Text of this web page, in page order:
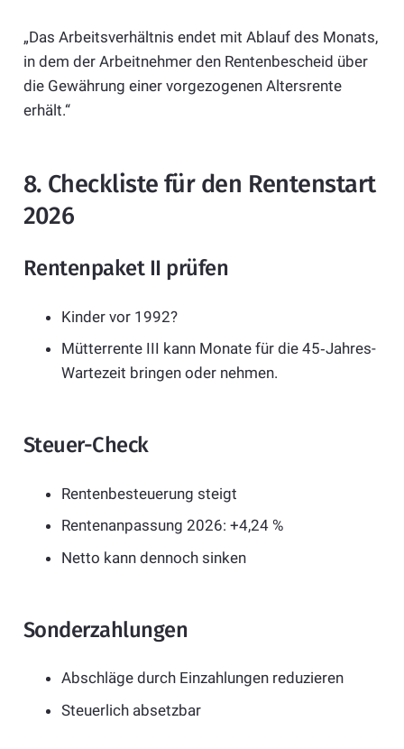
„Das Arbeitsverhältnis endet mit Ablauf des Monats,
in dem der Arbeitnehmer den Rentenbescheid über
die Gewährung einer vorgezogenen Altersrente
erhält.“
8. Checkliste für den Rentenstart
2026
Rentenpaket II prüfen
Kinder vor 1992?
Mütterrente III kann Monate für die 45‑Jahres-
Wartezeit bringen oder nehmen.
Steuer-Check
Rentenbesteuerung steigt
Rentenanpassung 2026: +4,24 %
Netto kann dennoch sinken
Sonderzahlungen
Abschläge durch Einzahlungen reduzieren
Steuerlich absetzbar